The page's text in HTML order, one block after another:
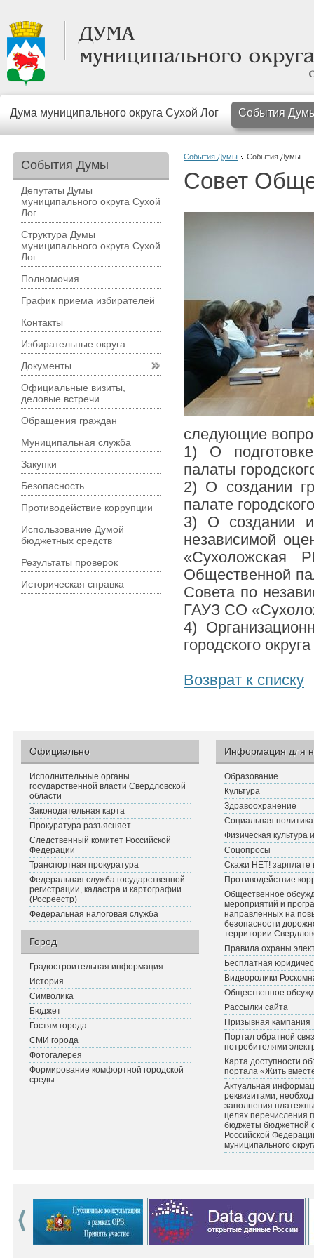
Дума муниципального округа Сухой Лог События
События Думы События Думы
Совет
следующие
1) О
палаты
2) О создании
палате
3) О создании и
независимой
«Сухоложская
Общественной
Совета по
ГАУЗ СО
4)
городского
Возврат к списку
События Думы
Депутаты Думы
муниципального округа Сухой
Лог
Структура Думы
муниципального округа Сухой
Лог
Полномочия
График приема избирателей
Контакты
Избирательные округа
Документы
Официальные визиты,
деловые встречи
Обращения граждан
Муниципальная служба
Закупки
Безопасность
Противодействие коррупции
Использование Думой
бюджетных средств
Результаты проверок
Историческая справка
Официально
Исполнительные органы
государственной власти Свердловской
области
Законодательная карта
Прокуратура разъясняет
Следственный комитет Российской
Федерации
Транспортная прокуратура
Федеральная служба государственной
регистрации, кадастра и картографии
(Росреестр)
Федеральная налоговая служба
Город
Градостроительная информация
История
Символика
Бюджет
Гостям города
СМИ города
Фотогалерея
Формирование комфортной городской
среды
Информация для
Образование
Культура
Здравоохранение
Социальная политика
Физическая культура
Соцопросы
Скажи НЕТ! зарплате
Противодействие
Общественное
мероприятий и
направленных на
безопасности
территории
Правила охраны
Бесплатная
Видеоролики
Общественное
Рассылки сайта
Призывная кампания
Портал обратной
потребителями
Карта доступности
портала «Жить
Актуальная
реквизитами,
заполнения
целях перечисления
бюджеты бюджетной
Российской
муниципального